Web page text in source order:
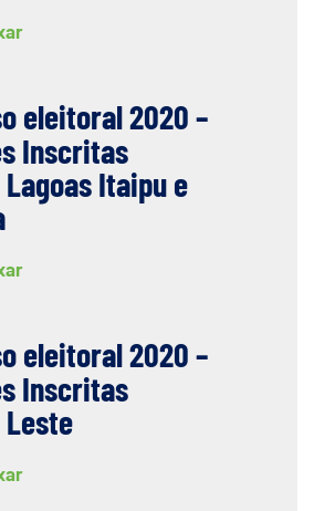
eleitoral 2020 –
Inscritas
Itaipu e
eleitoral 2020 –
Inscritas